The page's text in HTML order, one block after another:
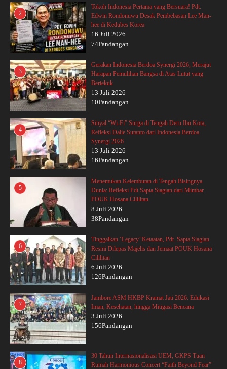
2
Tokoh Indonesia Pertama yang Bersuara! Pdt.
Edwin Rondonuwu Desak Pembebasan Lee Man-
hee di Kedubes Korea
16 Juli 2026
74Pandangan
3
Gerakan Indonesia Berdoa Synergi 2026, Merajut
Harapan Pemulihan Bangsa di Atas Lutut yang
Bertekuk
13 Juli 2026
10Pandangan
4
Sinyal “Wi-Fi” Surga di Tengah Deru Ibu Kota,
Refleksi Dalie Sutanto dari Indonesia Berdoa
Synergi 2026
13 Juli 2026
16Pandangan
5
Menemukan Kelembutan di Tengah Bisingnya
Dunia: Refleksi Pdt Sapta Siagian dari Mimbar
POUK Hosana Cililitan
8 Juli 2026
38Pandangan
6
Tinggalkan ‘Legacy’ Ketaatan, Pdt. Sapta Siagian
Resmi Dilepas Majelis dan Jemaat POUK Hosana
Cililitan
6 Juli 2026
126Pandangan
7
Jambore ASM HKBP Kramat Jati 2026: Edukasi
Iman, Kesehatan, hingga Mitigasi Bencana
3 Juli 2026
156Pandangan
8
30 Tahun Internasionalisasi UEM, GKPS Tuan
Rumah Harmonious Concert “Faith Beyond Fear”